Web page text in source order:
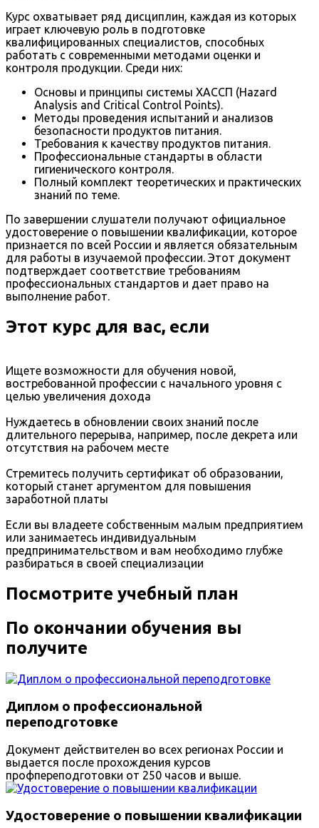
Курс охватывает ряд дисциплин, каждая из которых
играет ключевую роль в подготовке
квалифицированных специалистов, способных
работать с современными методами оценки и
контроля продукции. Среди них:
Основы и принципы системы ХАССП (Hazard
Analysis and Critical Control Points).
Методы проведения испытаний и анализов
безопасности продуктов питания.
Требования к качеству продуктов питания.
Профессиональные стандарты в области
гигиенического контроля.
Полный комплект теоретических и практических
знаний по теме.
По завершении слушатели получают официальное
удостоверение о повышении квалификации, которое
признается по всей России и является обязательным
для работы в изучаемой профессии. Этот документ
подтверждает соответствие требованиям
профессиональных стандартов и дает право на
выполнение работ.
Этот курс для вас, если
Ищете возможности для обучения новой,
востребованной профессии с начального уровня с
целью увеличения дохода
Нуждаетесь в обновлении своих знаний после
длительного перерыва, например, после декрета или
отсутствия на рабочем месте
Стремитесь получить сертификат об образовании,
который станет аргументом для повышения
заработной платы
Если вы владеете собственным малым предприятием
или занимаетесь индивидуальным
предпринимательством и вам необходимо глубже
разбираться в своей специализации
Посмотрите учебный план
По окончании обучения вы
получите
Диплом о профессиональной
переподготовке
Документ действителен во всех регионах России и
выдается после прохождения курсов
профпереподготовки от 250 часов и выше.
Удостоверение о повышении квалификации